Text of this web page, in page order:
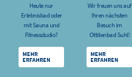
Heute nur
Erlebnisbad oder
mit Sauna und
Fitnessstudio?
MEHR
ERFAHREN
Wir freuen uns auf
Ihren nächsten
Besuch im
Ottilienbad Suhl!
MEHR
ERFAHREN